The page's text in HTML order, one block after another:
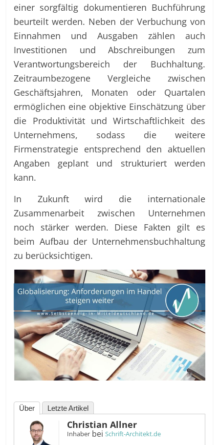
einer sorgfältig dokumentieren Buchführung
beurteilt werden. Neben der Verbuchung von
Einnahmen und Ausgaben zählen auch
Investitionen und Abschreibungen zum
Verantwortungsbereich der Buchhaltung.
Zeitraumbezogene Vergleiche zwischen
Geschäftsjahren, Monaten oder Quartalen
ermöglichen eine objektive Einschätzung über
die Produktivität und Wirtschaftlichkeit des
Unternehmens, sodass die weitere
Firmenstrategie entsprechend den aktuellen
Angaben geplant und strukturiert werden
kann.
In Zukunft wird die internationale
Zusammenarbeit zwischen Unternehmen
noch stärker werden. Diese Fakten gilt es
beim Aufbau der Unternehmensbuchhaltung
zu berücksichtigen.
Über Letzte Artikel
Christian Allner
Inhaber beiSchrift-Architekt.de